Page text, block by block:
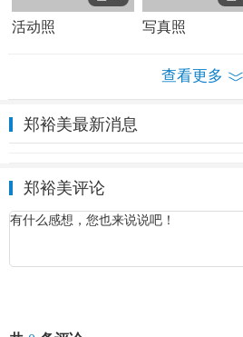
主演恐怖电影《食人猪》，在片中
2010年5月，郑裕美与朴重勋搭档
活动照 写真照
查看更多
郑裕美最新消息
郑裕美评论